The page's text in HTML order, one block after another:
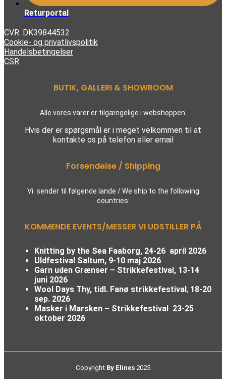
Returportal
CVR: DK39844532
Cookie- og privatlivspolitik
Handelsbetingelser
CSR
BUTIK, GALLERI & SHOWROOM
Alle vores varer er tilgængelige i webshoppen.
Hvis der er spørgsmål er i meget velkommen til at
kontakte os på telefon eller email
Forsendelse / Shipping
Vi sender til følgende lande / We ship to the following
countries:
KOMMENDE EVENTS/MESSER VI UDSTILLER PÅ
Knitting by the Sea Faaborg, 24-26 april 2026
Uldfestival Saltum, 9-10 maj 2026
Garn uden Grænser – Strikkefestival, 13-14
juni 2026
Wool Days Thy, tidl. Fanø strikkefestival , 18-20
sep. 2026
Masker i Marsken – Strikkefestival
23-25
oktober 2026
Copyright By Elines 2025